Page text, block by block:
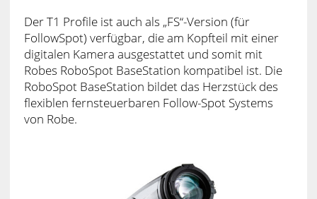
Der T1 Profile ist auch als „FS“-Version (für
FollowSpot) verfügbar, die am Kopfteil mit einer
digitalen Kamera ausgestattet und somit mit
Robes RoboSpot BaseStation kompatibel ist. Die
RoboSpot BaseStation bildet das Herzstück des
flexiblen fernsteuerbaren Follow-Spot Systems
von Robe.